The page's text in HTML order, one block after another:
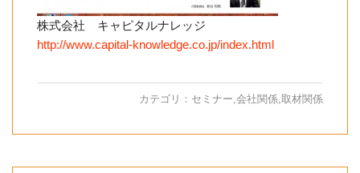
株式会社 キャピタルナレッジ
http://www.capital-knowledge.co.jp/index.html
カテゴリ： セミナー 会社関係 取材関係